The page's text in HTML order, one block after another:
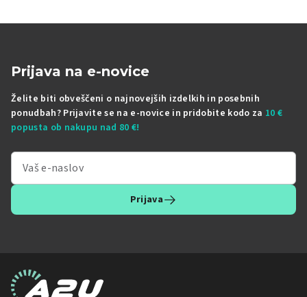
Prijava na e-novice
Želite biti obveščeni o najnovejših izdelkih in posebnih
ponudbah? Prijavite se na e-novice in pridobite kodo za 10 €
popusta ob nakupu nad 80 €!
Prijava